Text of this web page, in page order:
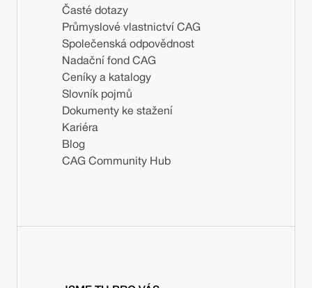
Časté dotazy
Průmyslové vlastnictví CAG
Společenská odpovědnost
Nadační fond CAG
Ceníky a katalogy
Slovník pojmů
Dokumenty ke stažení
Kariéra
Blog
CAG Community Hub